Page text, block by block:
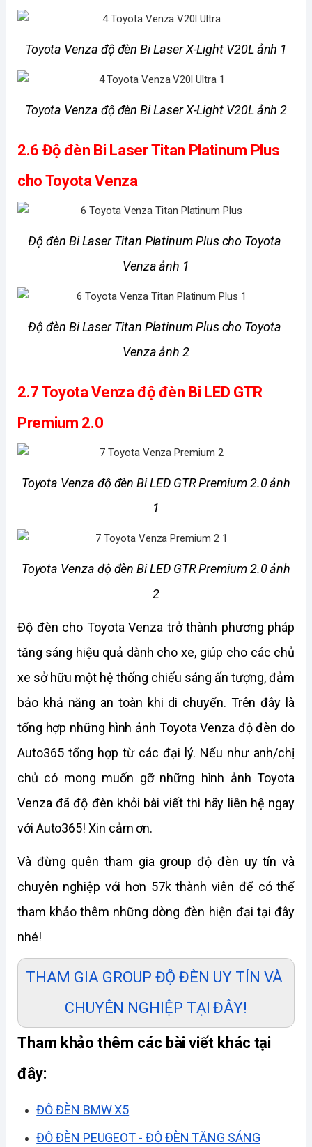
Toyota Venza độ đèn Bi Laser X-Light V20L ảnh 1
Toyota Venza độ đèn Bi Laser X-Light V20L ảnh 2
2.6 Độ đèn Bi Laser Titan Platinum Plus
cho Toyota Venza
Độ đèn Bi Laser Titan Platinum Plus cho Toyota
Venza ảnh 1
Độ đèn Bi Laser Titan Platinum Plus cho Toyota
Venza ảnh 2
2.7 Toyota Venza độ đèn Bi LED GTR
Premium 2.0
Toyota Venza độ đèn Bi LED GTR Premium 2.0 ảnh
1
Toyota Venza độ đèn Bi LED GTR Premium 2.0 ảnh
2
Độ đèn cho Toyota Venza trở thành phương pháp
tăng sáng hiệu quả dành cho xe, giúp cho các chủ
xe sở hữu một hệ thống chiếu sáng ấn tượng, đảm
bảo khả năng an toàn khi di chuyển. Trên đây là
tổng hợp những hình ảnh Toyota Venza độ đèn do
Auto365 tổng hợp từ các đại lý. Nếu như anh/chị
chủ có mong muốn gỡ những hình ảnh Toyota
Venza đã độ đèn khỏi bài viết thì hãy liên hệ ngay
với Auto365! Xin cảm ơn.
Và đừng quên tham gia group độ đèn uy tín và
chuyên nghiệp với hơn 57k thành viên để có thể
tham khảo thêm những dòng đèn hiện đại tại đây
nhé!
THAM GIA GROUP ĐỘ ĐÈN UY TÍN VÀ
CHUYÊN NGHIỆP TẠI ĐÂY!
Tham khảo thêm các bài viết khác tại
đây:
ĐỘ ĐÈN BMW X5
ĐỘ ĐÈN PEUGEOT - ĐỘ ĐÈN TĂNG SÁNG